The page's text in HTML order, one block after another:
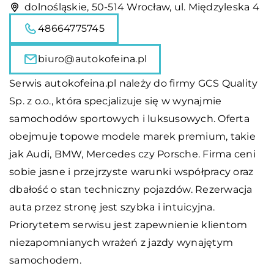
dolnośląskie, 50-514 Wrocław, ul. Międzyleska 4
48664775745
biuro@autokofeina.pl
Serwis autokofeina.pl należy do firmy GCS Quality
Sp. z o.o., która specjalizuje się w wynajmie
samochodów sportowych i luksusowych. Oferta
obejmuje topowe modele marek premium, takie
jak Audi, BMW, Mercedes czy Porsche. Firma ceni
sobie jasne i przejrzyste warunki współpracy oraz
dbałość o stan techniczny pojazdów. Rezerwacja
auta przez stronę jest szybka i intuicyjna.
Priorytetem serwisu jest zapewnienie klientom
niezapomnianych wrażeń z jazdy wynajętym
samochodem.